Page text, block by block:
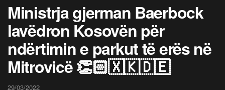
Ministrja gjerman Baerbock
lavëdron Kosovën për
ndërtimin e parkut të erës në
Mitrovicë 👏🏻🇽🇰🇩🇪
29/03/2022